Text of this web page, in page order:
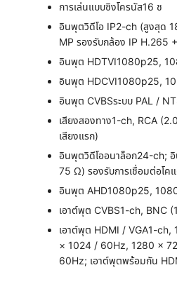
การเล่นแบบซิงโครนัส16 ช
อินพุตวิดีโอ IP2-ch (สูงสุด
MP รองรับกล้อง IP H.265
อินพุต HDTVI1080p25,
อินพุต HDCVI1080p25,
อินพุต CVBSระบบ PAL /
เสียงสองทาง1-ch, RCA
เสียงแรก)
อินพุตวิดีโออนาล็อก24-ch; อิ
75 Ω) รองรับการเชื่อมต่อโค
อินพุต AHD1080p25,
เอาต์พุต CVBS1-ch, BNC
เอาต์พุต HDMI / VGA1-ch,
× 1024 / 60Hz, 1280 ×
60Hz; เอาต์พุตพร้อมกัน